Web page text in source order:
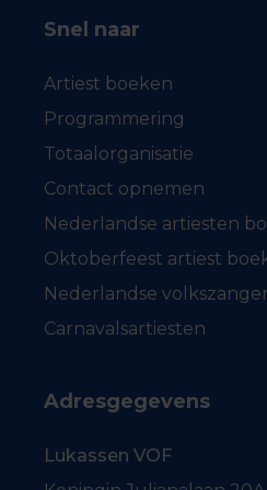
Snel naar
Artiest boeken
Programmering
Totaalorganisatie
Contact opnemen
Nederlandse artiesten
Oktoberfeest artiest
Nederlandse
Carnavalsartiesten
Adresgegevens
Lukassen VOF